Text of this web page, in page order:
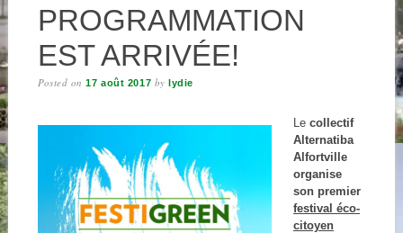
PROGRAMMATION
EST ARRIVÉE!
Posted on17 août 2017 bylydie
Le collectif
Alternatiba
Alfortville
organise
son premier
festival éco-
citoyen